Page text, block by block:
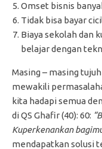
Omset bisnis
Tidak bisa bayar
Biaya sekolah dan
belajar dengan
Masing – masing
mewakili
kita hadapi semua
di QS Ghafir (40): 60:
Kuperkenankan
mendapatkan solusi